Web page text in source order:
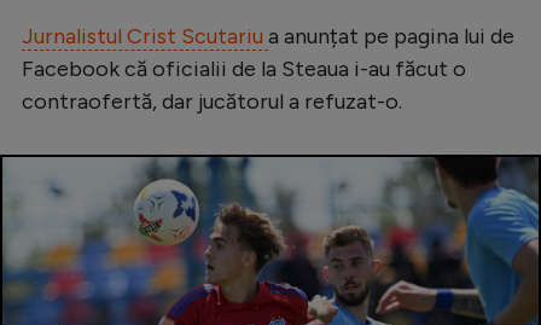
Tenis
Handbal
Natație
Formula 1
Gimnastică
Auto
Rugby
Jurnalistul Crist Scutariu a anunțat pe pagina lui de
Facebook că oficialii de la Steaua i-au făcut o
contraofertă, dar jucătorul a refuzat-o.